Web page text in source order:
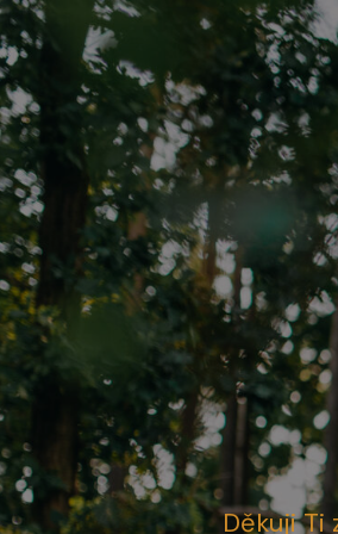
Děkuji Ti